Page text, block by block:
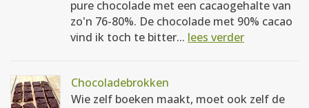
pure chocolade met een cacaogehalte van
zo'n 76-80%. De chocolade met 90% cacao
vind ik toch te bitter... lees verder
Chocoladebrokken
Wie zelf boeken maakt, moet ook zelf de